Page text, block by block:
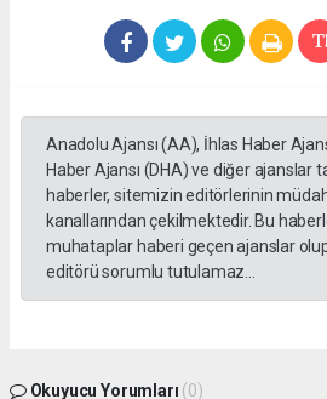
Anadolu Ajansı (AA), İhlas Haber
Haber Ajansı (DHA) ve diğer ajanslar
haberler, sitemizin editörlerinin
kanallarından çekilmektedir. Bu
muhataplar haberi geçen ajanslar
editörü sorumlu tutulamaz...
Okuyucu Yorumları (0)